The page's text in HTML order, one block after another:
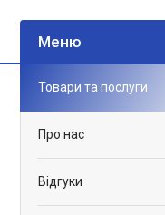
Товари та послуги
Про нас
Відгуки